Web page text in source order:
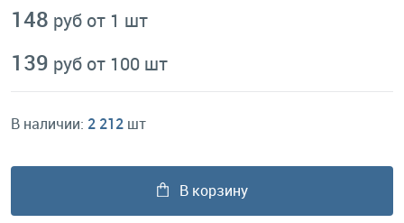
148 руб от 1 шт
139 руб от 100 шт
В наличии: 2 212 шт
В корзину